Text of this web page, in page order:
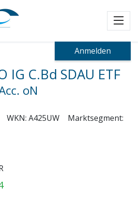
Anmelden
IG C.Bd SDAU ETF
oN
WKN: A425UW
Marktsegment: